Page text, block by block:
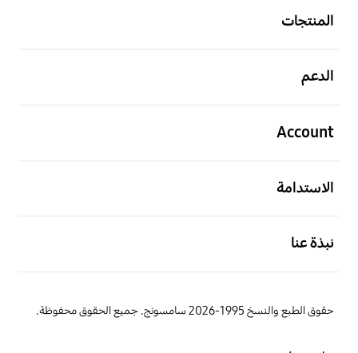
المنتجات
الدعم
Account
الاستدامة
نبذة عنا
حقوق الطبع والنسخ 1995-2026 سامسونج. جميع الحقوق محفوظة.